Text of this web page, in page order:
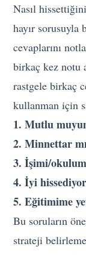
Nasıl
hayır sorusuyla
cevaplarını
birkaç kez notu
rastgele birkaç
kullanman için
1. Mutlu
2. Minnettar
3. İşimi/
4. İyi
5. Eğitimime
Bu soruların
strateji